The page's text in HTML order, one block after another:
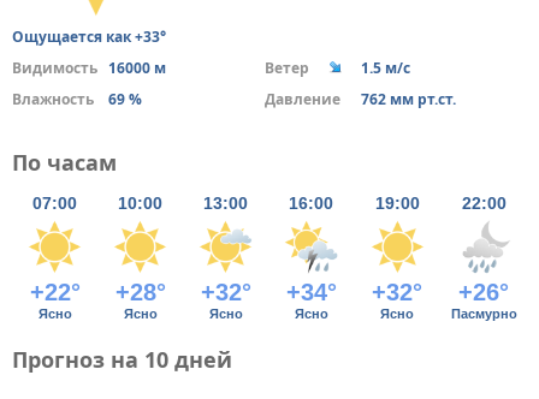
Ощущается как +33°
Видимость 16000 м Ветер
1.5 м/с
Влажность
69 % Давление 762 мм рт.ст.
По часам
07:00 10:00 13:00 16:00 19:00 22:00
+22° +28° +32° +34° +32° +26°
Ясно Ясно Ясно Ясно Ясно Пасмурно
Прогноз на 10 дней